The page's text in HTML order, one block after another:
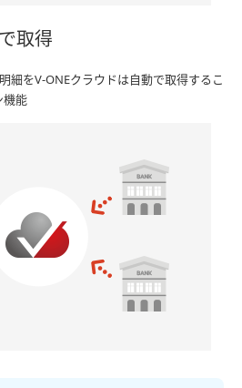
取得
細をV-ONEクラウドは自動で取得するこ
機能